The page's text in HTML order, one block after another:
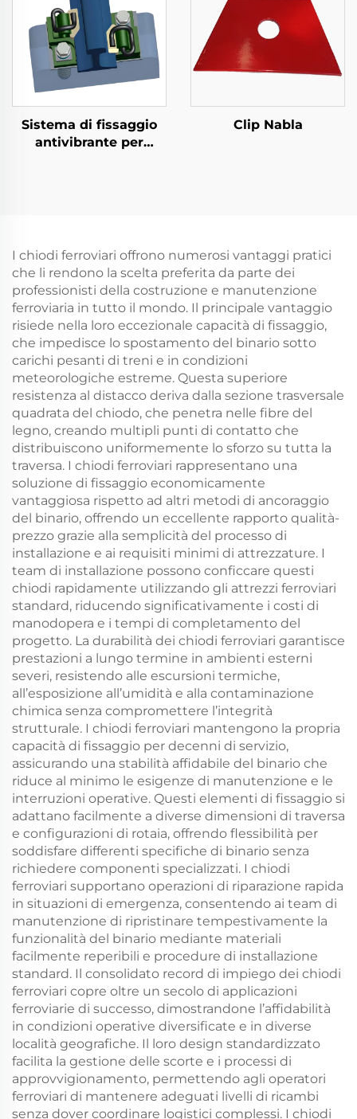
Sistema di fissaggio
antivibrante per
Clip Nabla
I chiodi ferroviari offrono numerosi vantaggi pratici
che li rendono la scelta preferita da parte dei
professionisti della costruzione e manutenzione
ferroviaria in tutto il mondo. Il principale vantaggio
risiede nella loro eccezionale capacità di fissaggio,
che impedisce lo spostamento del binario sotto
carichi pesanti di treni e in condizioni
meteorologiche estreme. Questa superiore
resistenza al distacco deriva dalla sezione trasversale
quadrata del chiodo, che penetra nelle fibre del
legno, creando multipli punti di contatto che
distribuiscono uniformemente lo sforzo su tutta la
traversa. I chiodi ferroviari rappresentano una
soluzione di fissaggio economicamente
vantaggiosa rispetto ad altri metodi di ancoraggio
del binario, offrendo un eccellente rapporto qualità-
prezzo grazie alla semplicità del processo di
installazione e ai requisiti minimi di attrezzature. I
team di installazione possono conficcare questi
chiodi rapidamente utilizzando gli attrezzi ferroviari
standard, riducendo significativamente i costi di
manodopera e i tempi di completamento del
progetto. La durabilità dei chiodi ferroviari garantisce
prestazioni a lungo termine in ambienti esterni
severi, resistendo alle escursioni termiche,
all’esposizione all’umidità e alla contaminazione
chimica senza compromettere l’integrità
strutturale. I chiodi ferroviari mantengono la propria
capacità di fissaggio per decenni di servizio,
assicurando una stabilità affidabile del binario che
riduce al minimo le esigenze di manutenzione e le
interruzioni operative. Questi elementi di fissaggio si
adattano facilmente a diverse dimensioni di traversa
e configurazioni di rotaia, offrendo flessibilità per
soddisfare differenti specifiche di binario senza
richiedere componenti specializzati. I chiodi
ferroviari supportano operazioni di riparazione rapida
in situazioni di emergenza, consentendo ai team di
manutenzione di ripristinare tempestivamente la
funzionalità del binario mediante materiali
facilmente reperibili e procedure di installazione
standard. Il consolidato record di impiego dei chiodi
ferroviari copre oltre un secolo di applicazioni
ferroviarie di successo, dimostrandone l’affidabilità
in condizioni operative diversificate e in diverse
località geografiche. Il loro design standardizzato
facilita la gestione delle scorte e i processi di
approvvigionamento, permettendo agli operatori
ferroviari di mantenere adeguati livelli di ricambi
senza dover coordinare logistici complessi. I chiodi